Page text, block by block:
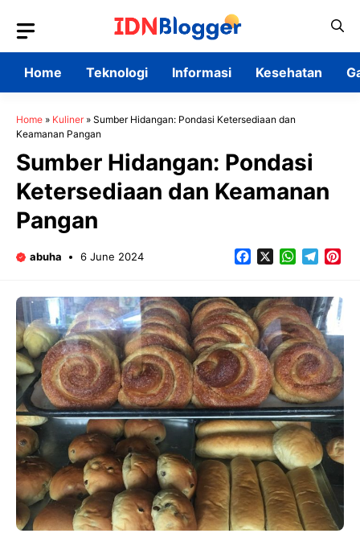
content
Home
Teknologi Informasi Kesehatan
Home » Kuliner» Sumber Hidangan: Pondasi Ketersediaan dan
Keamanan Pangan
Sumber Hidangan: Pondasi
Ketersediaan dan Keamanan
Pangan
abuha 6 June 2024 FacebookWhatsApp